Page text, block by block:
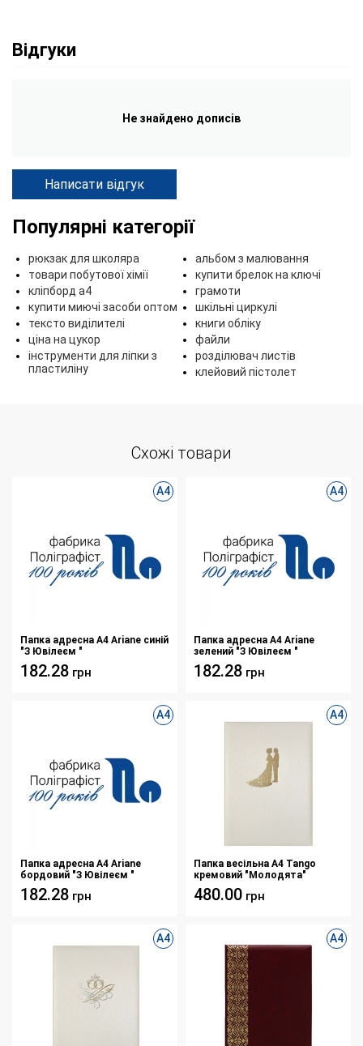
Відгуки
Не знайдено дописів
Написати відгук
Популярні категорії
рюкзак для школяра
товари побутової хімії
кліпборд а4
купити миючі засоби оптом
тексто виділителі
ціна на цукор
інструменти для ліпки з
пластиліну
альбом з малювання
купити брелок на ключі
грамоти
шкільні циркулі
книги обліку
файли
розділювач листів
клейовий пістолет
Схожі товари
А4
Папка адресна А4 Ariane синій
"З Ювілеєм "
182.28 грн
А4
Папка адресна А4 Ariane
зелений "З Ювілеєм "
182.28 грн
А4
Папка адресна А4 Ariane
бордовий "З Ювілеєм "
182.28 грн
А4
Папка весільна А4 Tango
кремовий "Молодята"
480.00 грн
А4 А4